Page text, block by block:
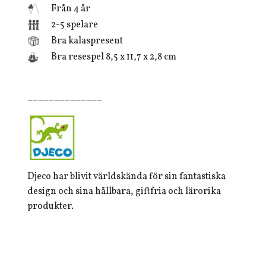
Från 4 år
2-5 spelare
Bra kalaspresent
Bra resespel 8,5 x 11,7 x 2,8 cm
Djeco har blivit världskända för sin fantastiska
design och sina hållbara, giftfria och lärorika
produkter.